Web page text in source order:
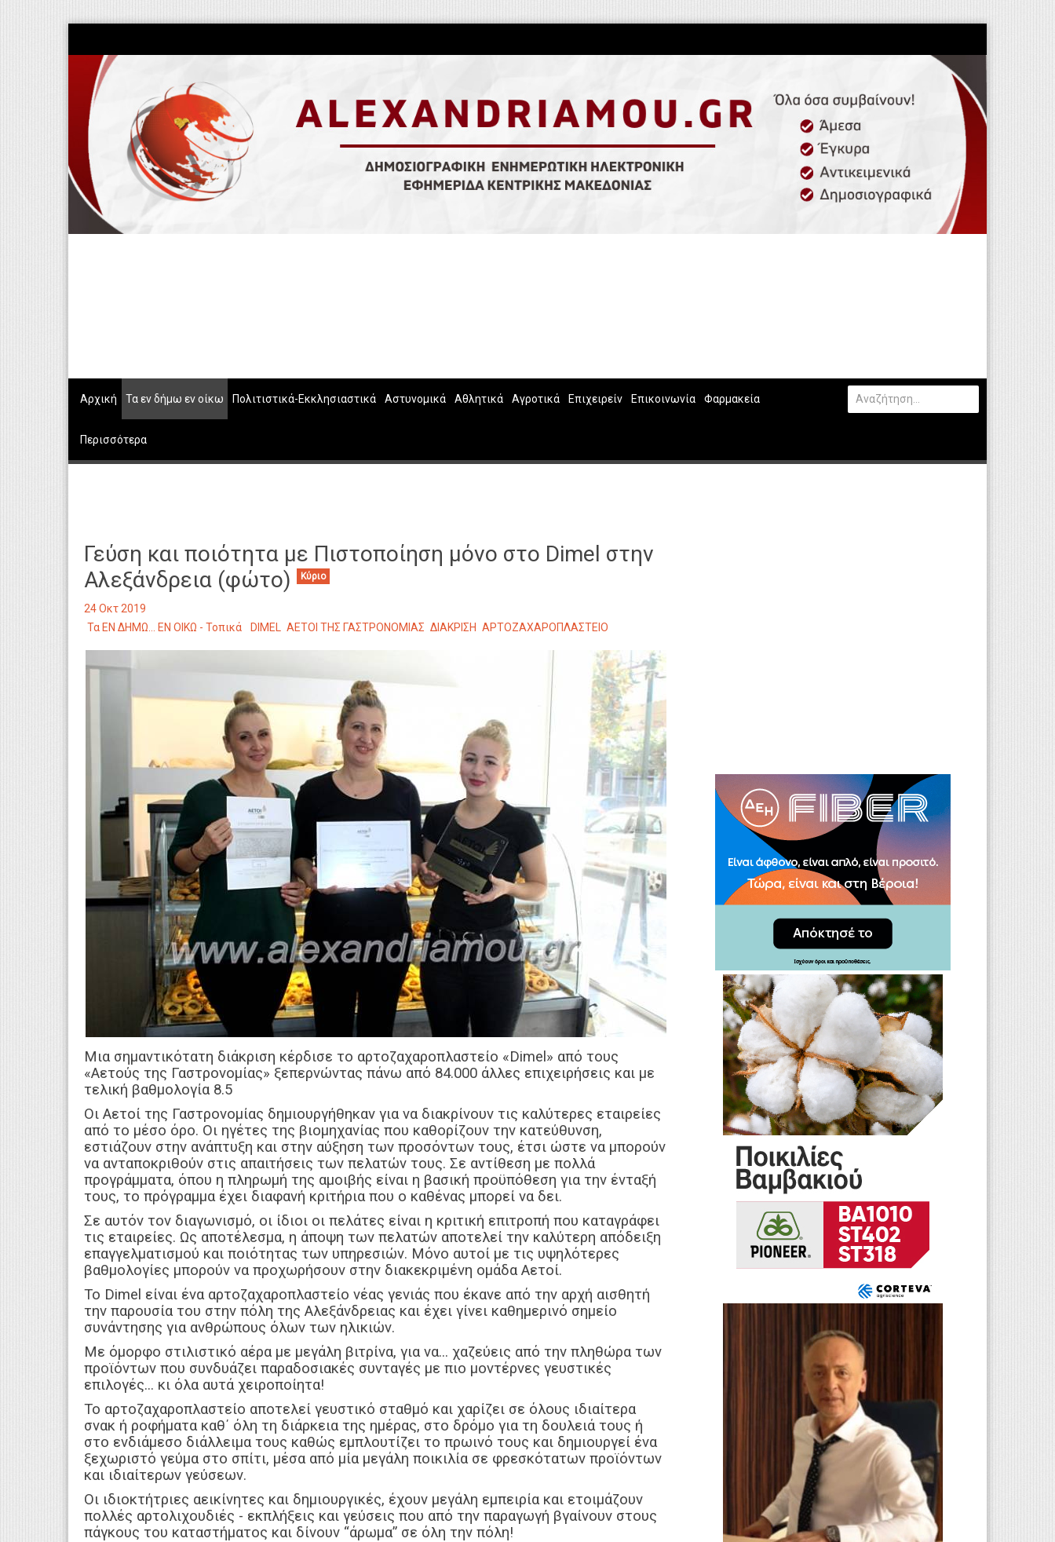
Αρχική Τα εν δήμω εν οίκω Πολιτιστικά-Εκκλησιαστικά Αστυνομικά Αθλητικά Αγροτικά Επιχειρείν Επικοινωνία Φαρμακεία
Περισσότερα
Γεύση και ποιότητα με Πιστοποίηση μόνο στο Dimel στην
Αλεξάνδρεια (φώτο)
Κύριο
24 Οκτ 2019
Τα ΕΝ ΔΗΜΩ... ΕΝ ΟΙΚΩ - Τοπικά
DIMEL ΑΕΤΟΙ ΤΗΣ ΓΑΣΤΡΟΝΟΜΙΑΣ ΔΙΑΚΡΙΣΗ ΑΡΤΟΖΑΧΑΡΟΠΛΑΣΤΕΙΟ
Μια σημαντικότατη διάκριση κέρδισε το αρτοζαχαροπλαστείο «Dimel» από τους
«Αετούς της Γαστρονομίας» ξεπερνώντας πάνω από 84.000 άλλες επιχειρήσεις και με
τελική βαθμολογία 8.5
Οι Αετοί της Γαστρονομίας δημιουργήθηκαν για να διακρίνουν τις καλύτερες εταιρείες
από το μέσο όρο. Οι ηγέτες της βιομηχανίας που καθορίζουν την κατεύθυνση,
εστιάζουν στην ανάπτυξη και στην αύξηση των προσόντων τους, έτσι ώστε να μπορούν
να ανταποκριθούν στις απαιτήσεις των πελατών τους. Σε αντίθεση με πολλά
προγράμματα, όπου η πληρωμή της αμοιβής είναι η βασική προϋπόθεση για την ένταξή
τους, το πρόγραμμα έχει διαφανή κριτήρια που ο καθένας μπορεί να δει.
Σε αυτόν τον διαγωνισμό, οι ίδιοι οι πελάτες είναι η κριτική επιτροπή που καταγράφει
τις εταιρείες. Ως αποτέλεσμα, η άποψη των πελατών αποτελεί την καλύτερη απόδειξη
επαγγελματισμού και ποιότητας των υπηρεσιών. Μόνο αυτοί με τις υψηλότερες
βαθμολογίες μπορούν να προχωρήσουν στην διακεκριμένη ομάδα Αετοί.
Το Dimel είναι ένα αρτοζαχαροπλαστείο νέας γενιάς που έκανε από την αρχή αισθητή
την παρουσία του στην πόλη της Αλεξάνδρειας και έχει γίνει καθημερινό σημείο
συνάντησης για ανθρώπους όλων των ηλικιών.
Με όμορφο στιλιστικό αέρα με μεγάλη βιτρίνα, για να... χαζεύεις από την πληθώρα των
προϊόντων που συνδυάζει παραδοσιακές συνταγές με πιο μοντέρνες γευστικές
επιλογές... κι όλα αυτά χειροποίητα!
Το αρτοζαχαροπλαστείο αποτελεί γευστικό σταθμό και χαρίζει σε όλους ιδιαίτερα
σνακ ή ροφήματα καθ΄ όλη τη διάρκεια της ημέρας, στο δρόμο για τη δουλειά τους ή
στο ενδιάμεσο διάλλειμα τους καθώς εμπλουτίζει το πρωινό τους και δημιουργεί ένα
ξεχωριστό γεύμα στο σπίτι, μέσα από μία μεγάλη ποικιλία σε φρεσκότατων προϊόντων
και ιδιαίτερων γεύσεων.
Οι ιδιοκτήτριες αεικίνητες και δημιουργικές, έχουν μεγάλη εμπειρία και ετοιμάζουν
πολλές αρτολιχουδιές - εκπλήξεις και γεύσεις που από την παραγωγή βγαίνουν στους
πάγκους του καταστήματος και δίνουν “άρωμα” σε όλη την πόλη!